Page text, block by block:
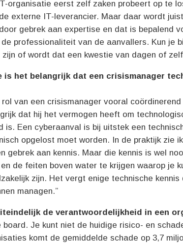
organisatie eerst zelf zaken probeert op te
externe IT-leverancier. Maar daar wordt
gebrek aan expertise en dat is bepalend
professionaliteit van de aanvallers. Kun je
zijn of wordt dat een kwestie van dagen of
is het belangrijk dat een crisismanager
rol van een crisismanager vooral
dat hij het vermogen heeft om
is. Een cyberaanval is bij uitstek een
opgelost moet worden. In de praktijk zie
gebrek aan kennis. Maar die kennis is wel
de feiten boven water te krijgen waarop je
zijn. Het vergt enige technische
managen.”
de verantwoordelijkheid in een
board. Je kunt niet de huidige risico- en
komt de gemiddelde schade op 3,7